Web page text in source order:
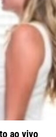
ao vivo